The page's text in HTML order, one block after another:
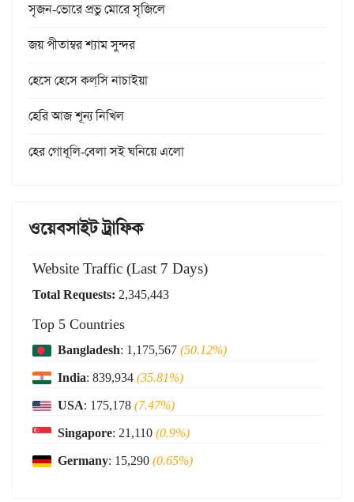
সৃজন-ভোরে প্রভু মোরে সৃজিলে
জয় পীতাম্বর শ্যাম সুন্দর
হেসে হেসে কল্‌সি নাচাইয়া
হেরি আজ শূন্য নিখিল
হের গোধূলি-বেলা সই ঘনিয়ে এলো
ওয়েবসাইট ট্রাফিক
Website Traffic (Last 7 Days)
Total Requests: 2,345,443
Top 5 Countries
Bangladesh: 1,175,567(50.12%)
India: 839,934(35.81%)
USA: 175,178(7.47%)
Singapore: 21,110(0.9%)
Germany: 15,290(0.65%)